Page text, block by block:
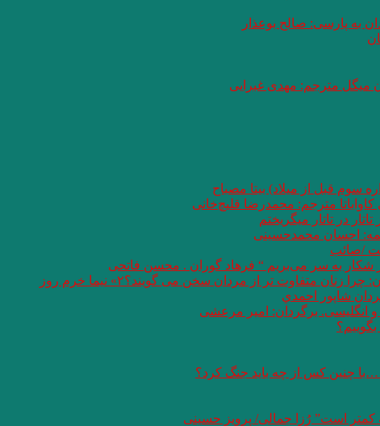
به پارسی: صالح بوعذار
میگل مترجم: مهدی غبرایی
سوم قبل از میلاد) بیتا مصباح
مترجم: محمد‌رضا قلیچ‌خانی
در تاتار ميگريختم
احسان محمدحسینی
/صائب
به سر می‌بریم “‌ فرهاد گوران . محسن فاتحی
متفاوت تر از مردان سخن می گویند؟۲» نیما خرم روز
شاپور احمدي
چنین کس از چه باید جنگ کرد؟
کمتر است” رُزا جمالی/ پرویز حسینی